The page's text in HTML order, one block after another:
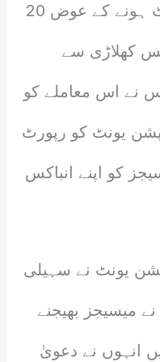
کو سہیلی حیدر نے ہٹ وکٹ ہونے کے عوض 20
کھلاڑی سے
نے اس معاملے کو
یونٹ کو رپورٹ
کو اپنے انباکس
یونٹ نے سہیلی
نے میسیجز بھیجنے
انہوں نے دعویٰ